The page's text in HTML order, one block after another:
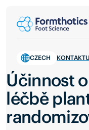
CZECH
Účinnost
léčbě